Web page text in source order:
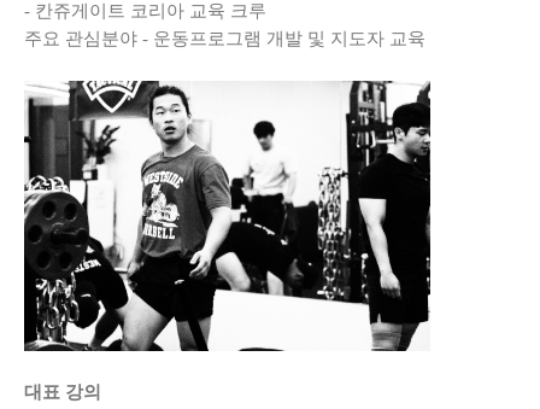
- 칸쥬게이트 코리아 교육 크루
주요 관심분야 - 운동프로그램 개발 및 지도자 교육
대표 강의